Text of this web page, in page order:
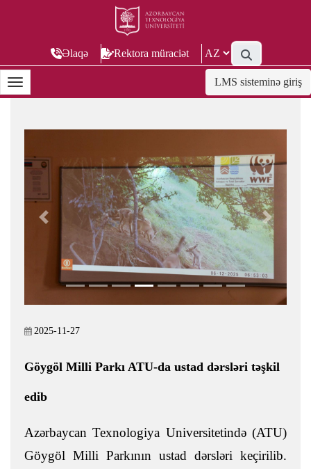
Əlaqə Rektora müraciət
LMS sisteminə giriş
Previous Next
2025-11-27
Göygöl Milli Parkı ATU-da ustad dərsləri təşkil
edib
Azərbaycan Texnologiya Universitetində (ATU)
Göygöl Milli Parkının ustad dərsləri keçirilib.